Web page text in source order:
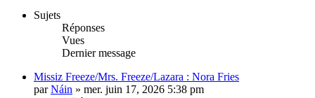
Sujets
Réponses
Vues
Dernier message
Missiz Freeze/Mrs. Freeze/Lazara : Nora Fries
parNáin » mer. juin 17, 2026 5:38 pm